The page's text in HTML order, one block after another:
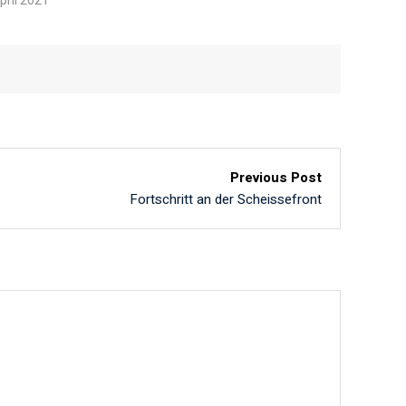
Previous Post
Fortschritt an der Scheissefront